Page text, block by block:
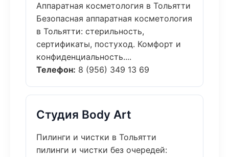
Аппаратная косметология в Тольятти
Безопасная аппаратная косметология
в Тольятти: стерильность,
сертификаты, постуход. Комфорт и
конфиденциальность....
Телефон: 8 (956) 349 13 69
Студия Body Art
Пилинги и чистки в Тольятти
пилинги и чистки без очередей: